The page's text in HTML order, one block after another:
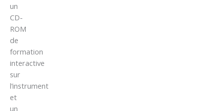
un
CD-
ROM
de
formation
interactive
sur
l’instrument
et
un